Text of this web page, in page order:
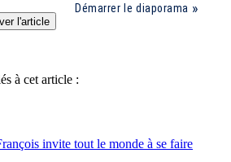
Démarrer le diaporama
l'article
à cet article :
invite tout le monde à se faire